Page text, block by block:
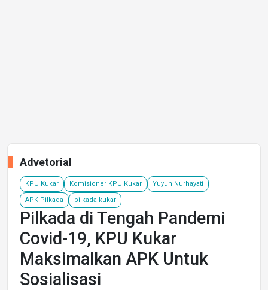
Advetorial
KPU Kukar Komisioner KPU Kukar Yuyun Nurhayati
APK Pilkada pilkada kukar
Pilkada di Tengah Pandemi
Covid-19, KPU Kukar
Maksimalkan APK Untuk
Sosialisasi